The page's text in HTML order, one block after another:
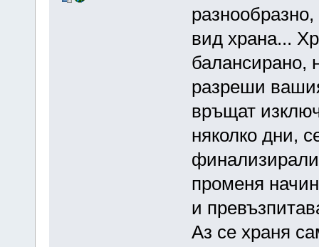
вид храна...
балансирано,
разреши
връщат
няколко дни,
променя
и
Аз се храня